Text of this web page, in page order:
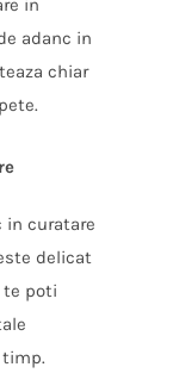
in
adanc in
chiar
in curatare
delicat
te poti